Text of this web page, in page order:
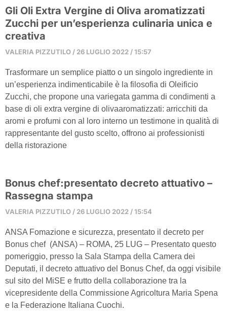
Gli Oli Extra Vergine di Oliva aromatizzati
Zucchi per un’esperienza culinaria unica e
creativa
VALERIA PIZZUTILO 26 LUGLIO 2022 15:57
Trasformare un semplice piatto o un singolo ingrediente in
un’esperienza indimenticabile è la filosofia di Oleificio
Zucchi, che propone una variegata gamma di condimenti a
base di oli extra vergine di olivaaromatizzati: arricchiti da
aromi e profumi con al loro interno un testimone in qualità di
rappresentante del gusto scelto, offrono ai professionisti
della ristorazione
Bonus chef:presentato decreto attuativo –
Rassegna stampa
VALERIA PIZZUTILO 26 LUGLIO 2022 15:54
ANSA Fomazione e sicurezza, presentato il decreto per
Bonus chef (ANSA) – ROMA, 25 LUG – Presentato questo
pomeriggio, presso la Sala Stampa della Camera dei
Deputati, il decreto attuativo del Bonus Chef, da oggi visibile
sul sito del MiSE e frutto della collaborazione tra la
vicepresidente della Commissione Agricoltura Maria Spena
e la Federazione Italiana Cuochi.